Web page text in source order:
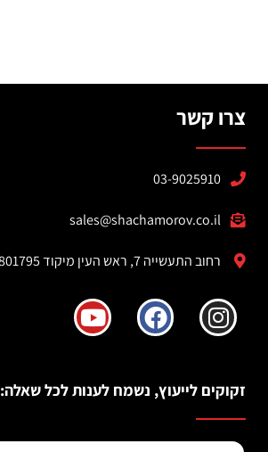
צרו קשר
03-9025910
sales@shachamorov.co.il
רחוב התעשייה 7, ראש העין מיקוד 4801795
זקוקים לייעוץ, נשמח לענות לכל שאלה: